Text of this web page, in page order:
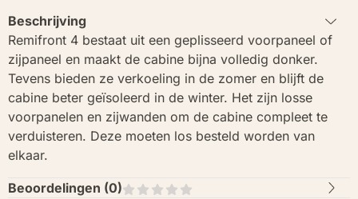
Beschrijving
Remifront 4 bestaat uit een geplisseerd voorpaneel of
zijpaneel en maakt de cabine bijna volledig donker.
Tevens bieden ze verkoeling in de zomer en blijft de
cabine beter geïsoleerd in de winter. Het zijn losse
voorpanelen en zijwanden om de cabine compleet te
verduisteren. Deze moeten los besteld worden van
elkaar.
Beoordelingen (0)